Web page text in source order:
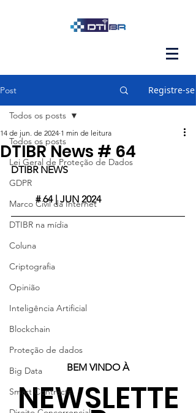
Post Registre-se
Todos os posts
Lei Geral de Proteção de Dados
GDPR
Marco Civil da Internet
DTIBR na mídia
Coluna
Criptografia
Opinião
Inteligência Artificial
Blockchain
Proteção de dados
Big Data
Smart Contracts
Todos os posts
DTIBR News # 64
14 de jun. de 2024 1 min de leitura
DTIBR NEWS
	# 64 | JUN 2024
BEM VINDO À
NEWSLETTE